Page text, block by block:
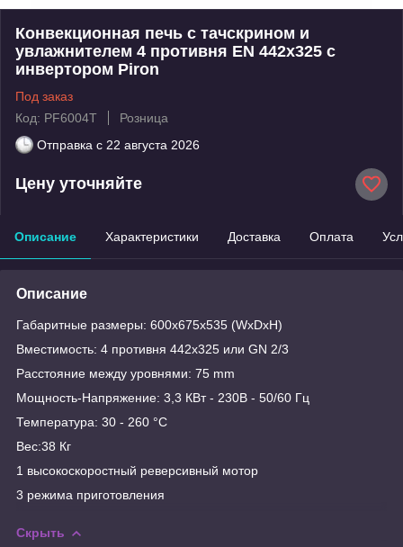
Конвекционная печь с тачскрином и
увлажнителем 4 противня EN 442x325 с
инвертором Piron
Под заказ
Код: PF6004T
Розница
Отправка с 22 августа 2026
Цену уточняйте
Описание Характеристики Доставка Оплата
Описание
Габаритные размеры: 600x675x535 (WxDxH)
Вместимость: 4 противня 442x325 или GN 2/3
Расстояние между уровнями: 75 mm
Мощность-Напряжение: 3,3 КВт - 230B - 50/60 Гц
Температура: 30 - 260 °C
Вес:38 Кг
1 высокоскоростный реверсивный мотор
3 режима приготовления
Скрыть